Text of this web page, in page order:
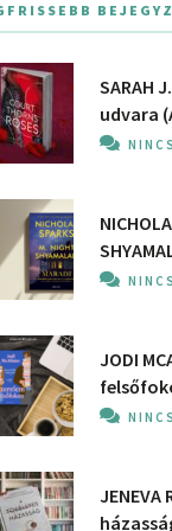
SARAH
udvara
JODI
JENEVA